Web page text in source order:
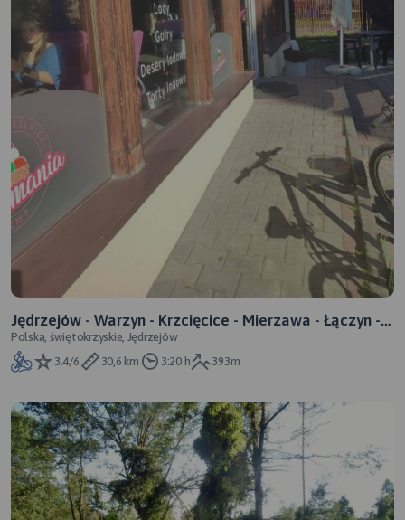
Jędrzejów - Warzyn - Krzcięcice - Mierzawa - Łączyn -
Jędrzejów
Polska, świętokrzyskie, Jędrzejów
3.4/6
30,6 km 3:20 h 393m